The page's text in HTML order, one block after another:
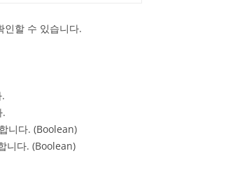
인할 수 있습니다.
.
니다. (Boolean)
니다. (Boolean)